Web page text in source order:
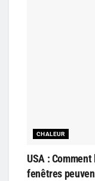
CHALEUR
USA :
fenêtres